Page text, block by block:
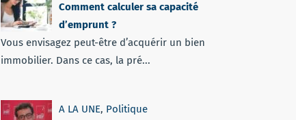
Comment calculer sa capacité
d’emprunt ?
Vous envisagez peut-être d’acquérir un bien
immobilier. Dans ce cas, la pré...
A LA UNE, Politique